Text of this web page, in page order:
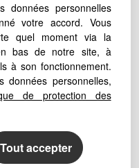
données personnelles
votre accord. Vous
quel moment via la
bas de notre site, à
à son fonctionnement.
données personnelles,
de protection des
Tout accepter